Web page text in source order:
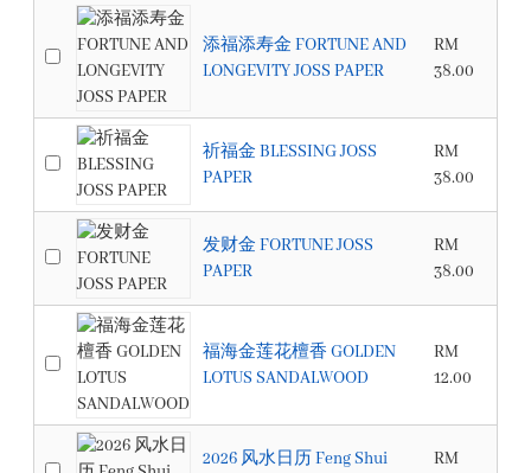
添福添寿金 FORTUNE AND
LONGEVITY JOSS PAPER
RM
38.00
祈福金 BLESSING JOSS
PAPER
RM
38.00
发财金 FORTUNE JOSS
PAPER
RM
38.00
福海金莲花檀香 GOLDEN
LOTUS SANDALWOOD
RM
12.00
2026 风水日历 Feng Shui
RM